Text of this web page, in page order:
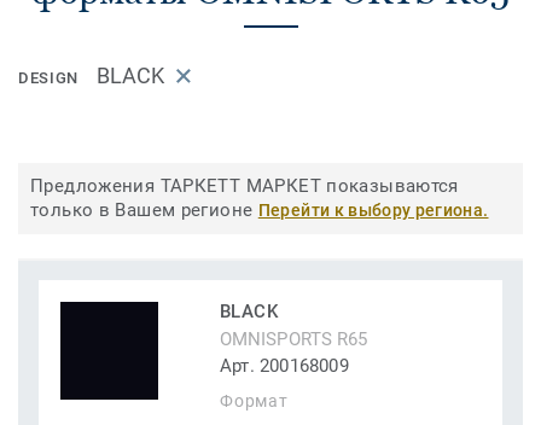
DESIGN BLACK
Предложения ТАРКЕТТ МАРКЕТ показываются
только в Вашем регионе Перейти к выбору региона.
BLACK
OMNISPORTS R65
Арт. 200168009
Формат